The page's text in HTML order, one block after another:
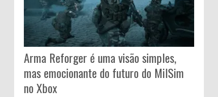
Arma Reforger é uma visão simples,
mas emocionante do futuro do MilSim
no Xbox